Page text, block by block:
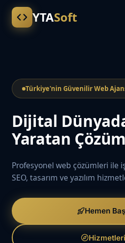
YTASoft
Türkiye'nin Güvenilir Web
Dijital
Yaratan
Profesyonel web çözümleri ile
SEO, tasarım ve yazılım
Hemen